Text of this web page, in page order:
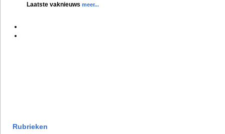
Laatste vaknieuws meer...
Rubrieken